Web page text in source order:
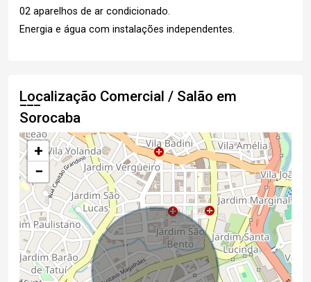
02 aparelhos de ar condicionado.
Energia e água com instalações independentes.
Localização Comercial / Salão em
Sorocaba
+
−